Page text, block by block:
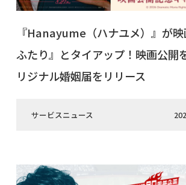
『Hanayume（ハナユメ）』が
ふたり』とタイアップ！映画公開
リジナル婚姻届をリリース
サービスニュース